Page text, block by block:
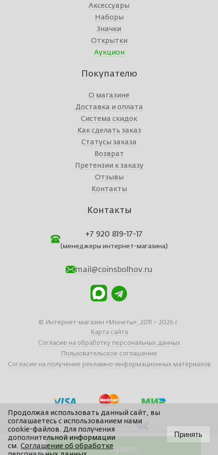
Купить
Аксессуары
Наборы
Значки
Открытки
Аукцион
Покупателю
О магазине
Доставка и оплата
Система скидок
Как сделать заказ
Статусы заказа
Возврат
Претензии к заказу
Отзывы
Контакты
Контакты
+7 920 819-17-17
(менеджеры интернет-магазина)
mail@coinsbolhov.ru
© Интернет-магазин «Монеты», 2011 – 2026 г.
Карта сайта
Согласие на обработку персональных данных
Пользовательское соглашение
Согласие на получение рекламно-информационных материалов
Сайт отчеканен в Braind
Продолжая использовать данный сайт, вы
соглашаетесь с использованием нами
cookie-файлов. Для получения
дополнительной информации
см.Соглашение об обработке
Принять